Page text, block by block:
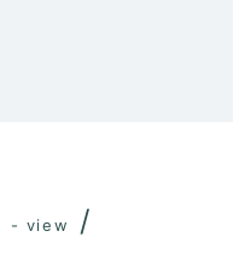
- view /